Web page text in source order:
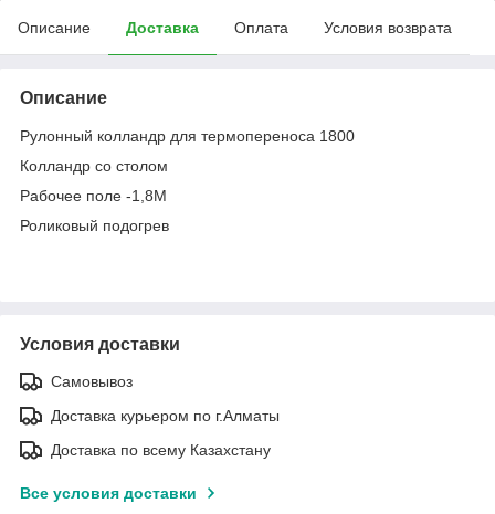
Описание Доставка Оплата Условия возврата
Описание
Рулонный колландр для термопереноса 1800
Колландр со столом
Рабочее поле -1,8M
Роликовый подогрев
Условия доставки
Самовывоз
Доставка курьером по г.Алматы
Доставка по всему Казахстану
Все условия доставки